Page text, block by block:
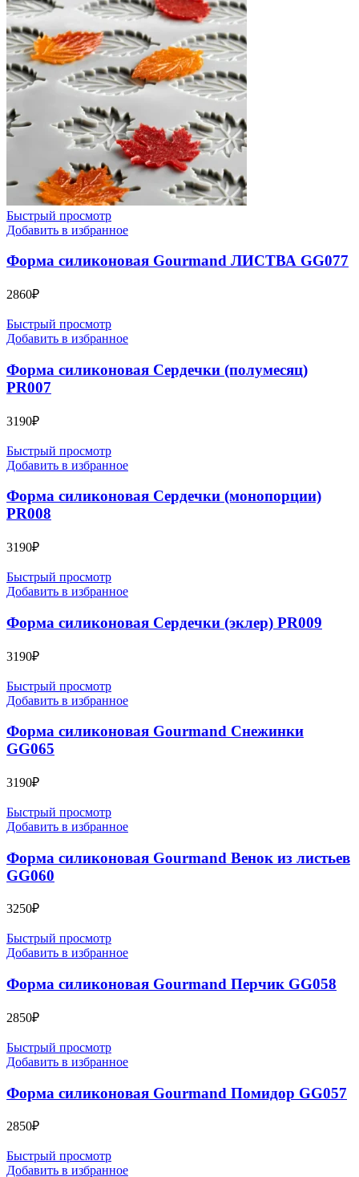
Быстрый просмотр
Добавить в избранное
Форма силиконовая Gourmand ЛИСТВА GG077
2860₽
Быстрый просмотр
Добавить в избранное
Форма силиконовая Сердечки (полумесяц)
PR007
3190₽
Быстрый просмотр
Добавить в избранное
Форма силиконовая Сердечки (монопорции)
PR008
3190₽
Быстрый просмотр
Добавить в избранное
Форма силиконовая Сердечки (эклер) PR009
3190₽
Быстрый просмотр
Добавить в избранное
Форма силиконовая Gourmand Снежинки
GG065
3190₽
Быстрый просмотр
Добавить в избранное
Форма силиконовая Gourmand Венок из листьев
GG060
3250₽
Быстрый просмотр
Добавить в избранное
Форма силиконовая Gourmand Перчик GG058
2850₽
Быстрый просмотр
Добавить в избранное
Форма силиконовая Gourmand Помидор GG057
2850₽
Быстрый просмотр
Добавить в избранное